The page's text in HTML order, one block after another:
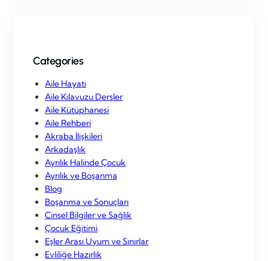
Categories
Aile Hayatı
Aile Kılavuzu Dersler
Aile Kütüphanesi
Aile Rehberi
Akraba İlişkileri
Arkadaşlık
Ayrılık Halinde Çocuk
Ayrılık ve Boşanma
Blog
Boşanma ve Sonuçları
Cinsel Bilgiler ve Sağlık
Çocuk Eğitimi
Eşler Arası Uyum ve Sınırlar
Evliliğe Hazırlık